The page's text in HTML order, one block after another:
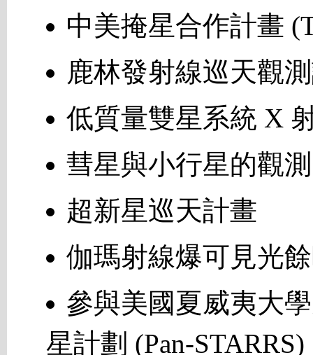
中美掩星合作計畫
鹿林發射線巡天觀
低質量雙星系統 X
彗星與小行星的觀測
超新星巡天計畫
伽瑪射線爆可見光
參與美國夏威夷大
星計劃 (Pan-STARRS)